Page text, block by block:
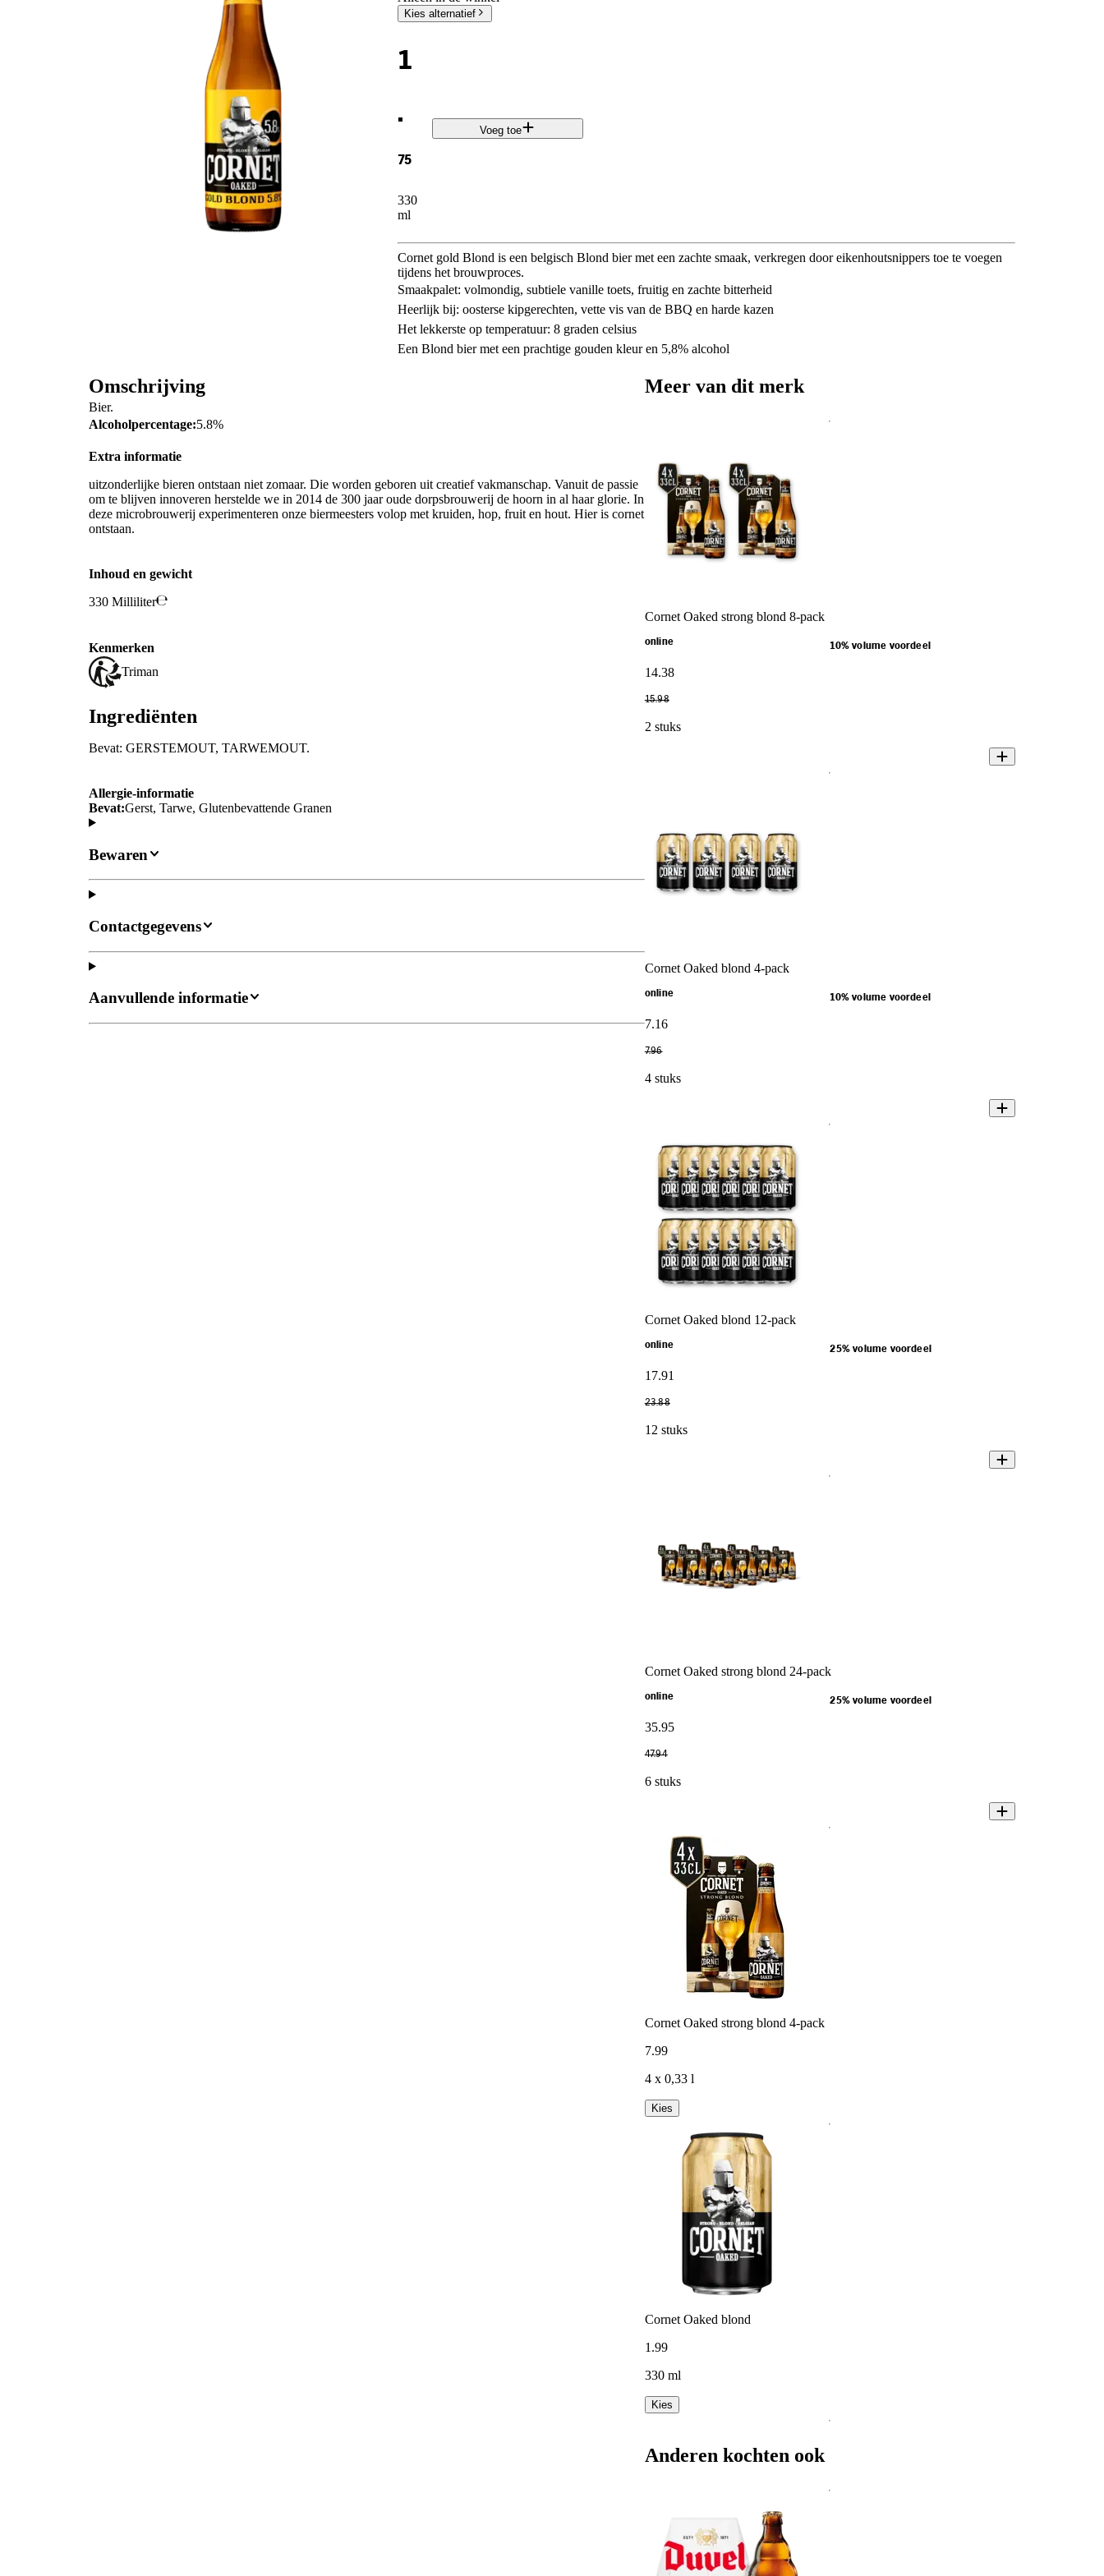
Kies alternatief
1
.
75
330
ml
Voeg toe
Cornet gold Blond is een belgisch Blond bier met een zachte smaak, verkregen door eikenhoutsnippers toe te voegen
tijdens het brouwproces.
Smaakpalet: volmondig, subtiele vanille toets, fruitig en zachte bitterheid
Heerlijk bij: oosterse kipgerechten, vette vis van de BBQ en harde kazen
Het lekkerste op temperatuur: 8 graden celsius
Een Blond bier met een prachtige gouden kleur en 5,8% alcohol
Omschrijving
Bier.
Alcoholpercentage:5.8%
Extra informatie
uitzonderlijke bieren ontstaan niet zomaar. Die worden geboren uit creatief vakmanschap. Vanuit de passie
om te blijven innoveren herstelde we in 2014 de 300 jaar oude dorpsbrouwerij de hoorn in al haar glorie. In
deze microbrouwerij experimenteren onze biermeesters volop met kruiden, hop, fruit en hout. Hier is cornet
ontstaan.
Inhoud en gewicht
330 Milliliter
Kenmerken
Triman
Ingrediënten
Bevat: GERSTEMOUT, TARWEMOUT.
Allergie-informatie
Bevat:Gerst, Tarwe, Glutenbevattende Granen
Bewaren
Contactgegevens
Aanvullende informatie
Meer van dit merk
Cornet Oaked strong blond 8-pack
online 10% volume voordeel
14.38
15.98
2 stuks
Cornet Oaked blond 4-pack
online 10% volume voordeel
7.16
7.96
4 stuks
Cornet Oaked blond 12-pack
online 25% volume voordeel
17.91
23.88
12 stuks
Cornet Oaked strong blond 24-pack
online 25% volume voordeel
35.95
47.94
6 stuks
Cornet Oaked strong blond 4-pack
7.99
4 x 0,33 l
Kies
Cornet Oaked blond
1 .99
330 ml
Kies
Anderen kochten ook